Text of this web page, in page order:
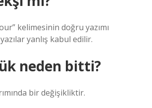
kelimesinin doğru yazımı
yanlış kabul edilir.
neden bitti?
bir değişikliktir.